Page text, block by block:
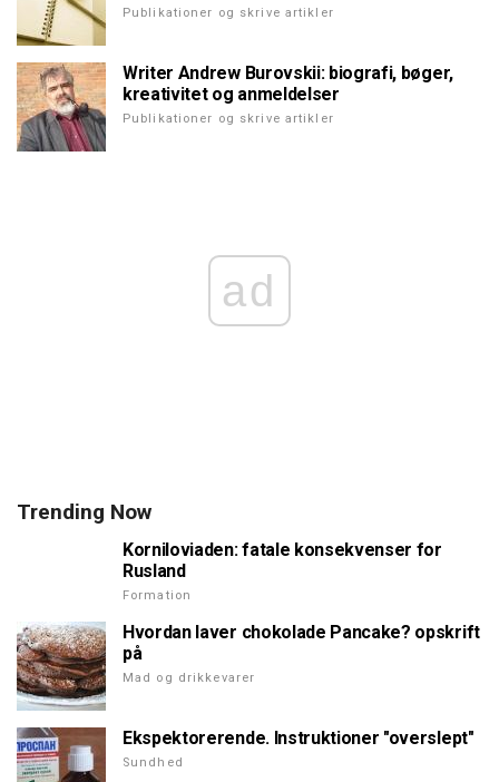
Publikationer og skrive artikler
Writer Andrew Burovskii: biografi, bøger,
kreativitet og anmeldelser
Publikationer og skrive artikler
ad
Trending Now
Korniloviaden: fatale konsekvenser for
Rusland
Formation
Hvordan laver chokolade Pancake? opskrift
på
Mad og drikkevarer
Ekspektorerende. Instruktioner "overslept"
Sundhed